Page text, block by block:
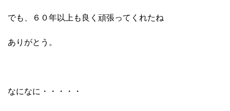
でも、６０年以上も良く頑張ってくれたね
ありがとう。
なになに・・・・・